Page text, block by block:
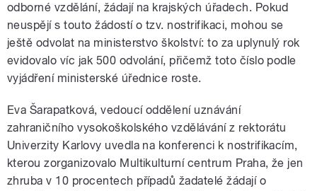
odborné vzdělání, žádají na krajských úřadech. Pokud
neuspějí s touto žádostí o tzv. nostrifikaci, mohou se
ještě odvolat na ministerstvo školství: to za uplynulý rok
evidovalo víc jak 500 odvolání, přičemž toto číslo podle
vyjádření ministerské úřednice roste.
Eva Šarapatková, vedoucí oddělení uznávání
zahraničního vysokoškolského vzdělávání z rektorátu
Univerzity Karlovy uvedla na konferenci k nostrifikacím,
kterou zorganizovalo Multikulturní centrum Praha, že jen
zhruba v 10 procentech případů žadatelé žádají o